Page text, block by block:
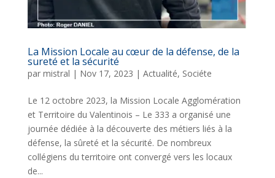
La Mission Locale au cœur de la défense, de la
sureté et la sécurité
par mistral | Nov 17, 2023 | Actualité, Sociéte
Le 12 octobre 2023, la Mission Locale Agglomération
et Territoire du Valentinois – Le 333 a organisé une
journée dédiée à la découverte des métiers liés à la
défense, la sûreté et la sécurité. De nombreux
collégiens du territoire ont convergé vers les locaux
de...